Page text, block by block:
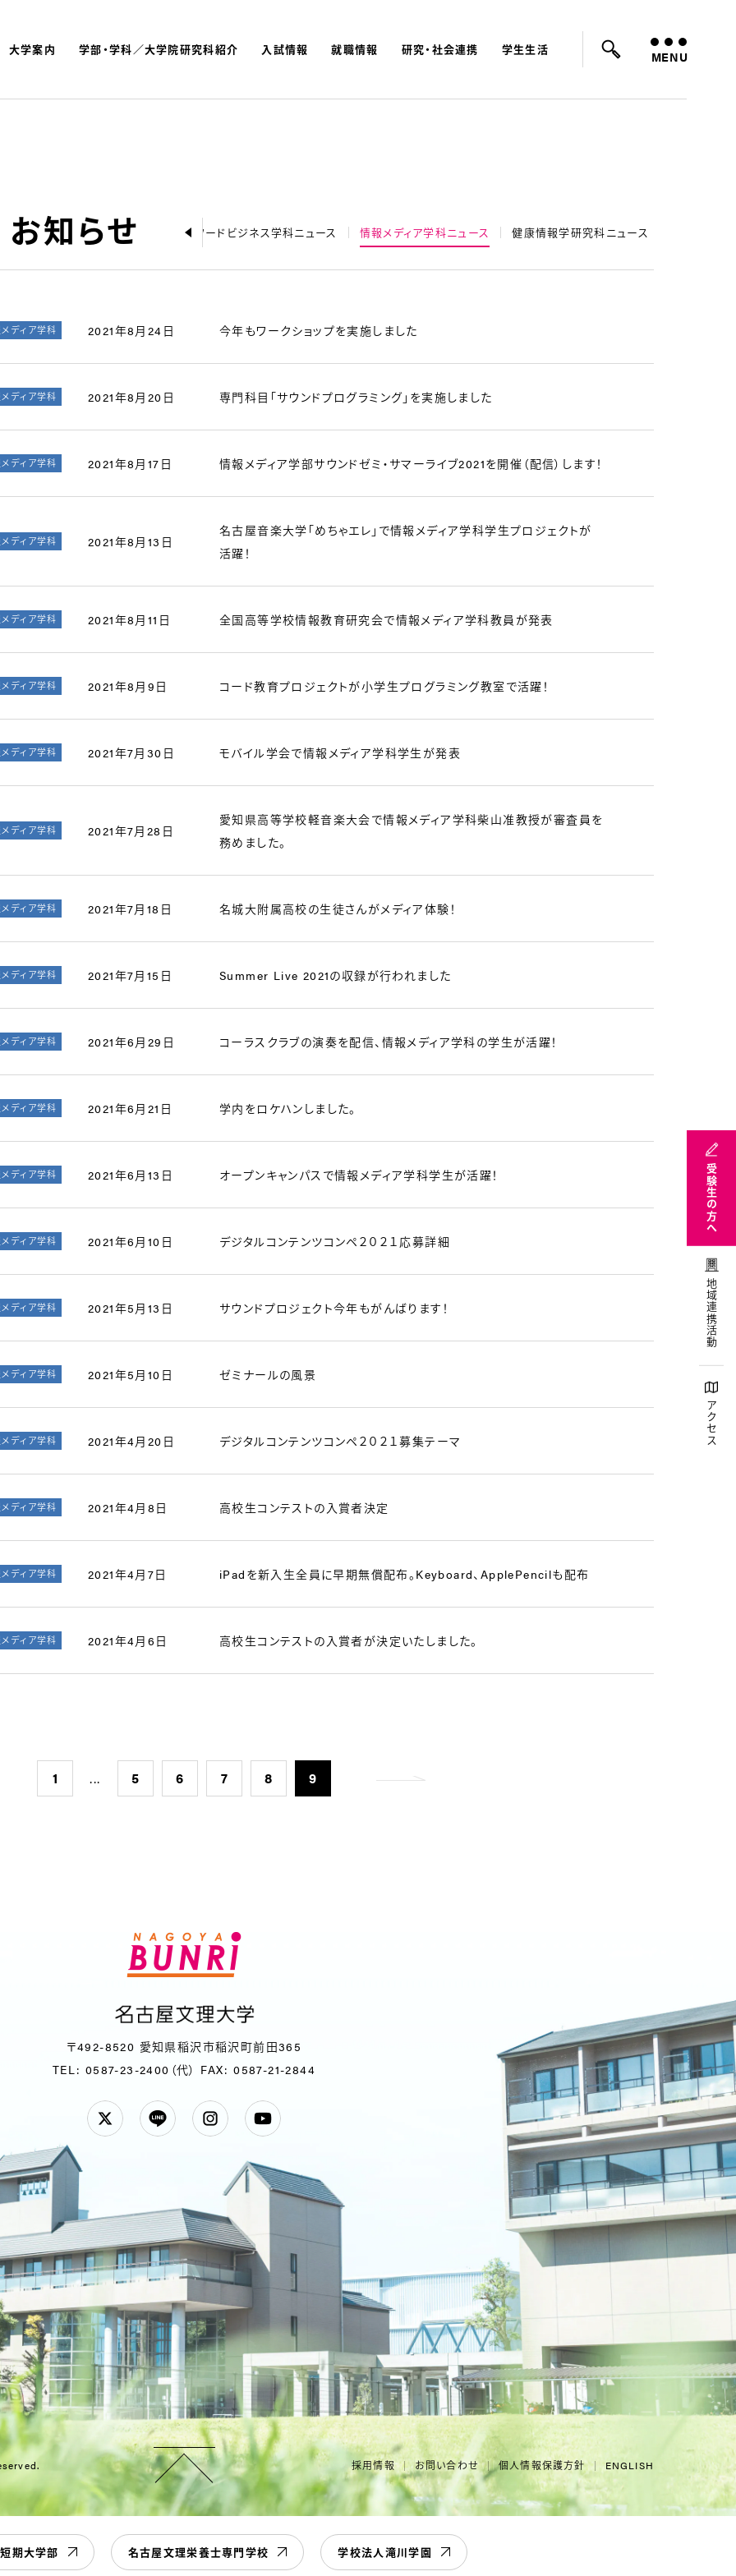
大学案内 学部・学科／大学院研究科紹介 入試情報 就職情報 研究・社会連携 学生生活
よく検索されているキーワード： 入試 学費 オープンキャンパス MENU
受験生の方へ
地域連携活動
アクセス
知らせ
知らせ 健康栄養学科ニュース フードビジネス学科ニュース 情報メディア学科ニュース 健康情報学研究科ニュース
ディア学科 2021年8月24日 今年もワークショップを実施しました
ディア学科 2021年8月20日 専門科目「サウンドプログラミング」を実施しました
ディア学科 2021年8月17日 情報メディア学部サウンドゼミ・サマーライブ2021を開催（配信）します！
ディア学科 2021年8月13日
名古屋音楽大学「めちゃエレ」で情報メディア学科学生プロジェクトが
活躍！
ディア学科 2021年8月11日 全国高等学校情報教育研究会で情報メディア学科教員が発表
ディア学科 2021年8月9日 コード教育プロジェクトが小学生プログラミング教室で活躍！
ディア学科 2021年7月30日 モバイル学会で情報メディア学科学生が発表
ディア学科 2021年7月28日
愛知県高等学校軽音楽大会で情報メディア学科柴山准教授が審査員を
務めました。
ディア学科 2021年7月18日 名城大附属高校の生徒さんがメディア体験！
ディア学科 2021年7月15日 Summer Live 2021の収録が行われました
ディア学科 2021年6月29日 コーラスクラブの演奏を配信、情報メディア学科の学生が活躍！
ディア学科 2021年6月21日 学内をロケハンしました。
ディア学科 2021年6月13日 オープンキャンパスで情報メディア学科学生が活躍！
ディア学科 2021年6月10日 デジタルコンテンツコンペ２０２１応募詳細
ディア学科 2021年5月13日 サウンドプロジェクト今年もがんばります！
ディア学科 2021年5月10日 ゼミナールの風景
ディア学科 2021年4月20日 デジタルコンテンツコンペ２０２１募集テーマ
ディア学科 2021年4月8日 高校生コンテストの入賞者決定
ディア学科 2021年4月7日 iPadを新入生全員に早期無償配布。Keyboard、ApplePencilも配布
ディア学科 2021年4月6日 高校生コンテストの入賞者が決定いたしました。
1 ... 5 6 7 8 9
〒492-8520 愛知県稲沢市稲沢町前田365
TEL: 0587-23-2400（代） FAX: 0587-21-2844
ENGLISH
個人情報保護方針
お問い合わせ
採用情報
期大学部 名古屋文理栄養士専門学校 学校法人滝川学園